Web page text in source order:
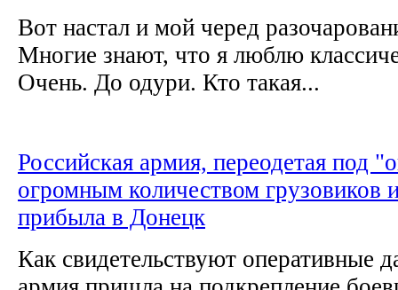
Вот настал и мой черед
Многие знают, что я люблю
Очень. До одури. Кто такая...
Российская армия, переодетая под
огромным количеством грузовиков
прибыла в Донецк
Как свидетельствуют оперативные